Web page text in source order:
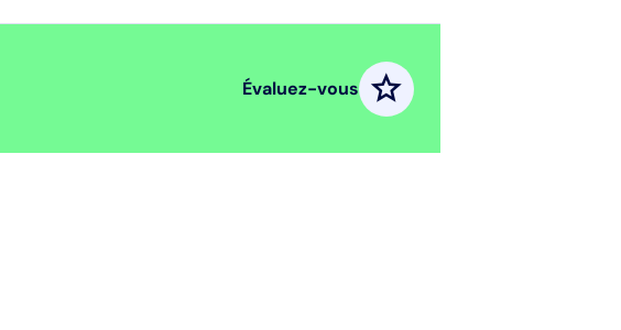
Évaluez-vous star